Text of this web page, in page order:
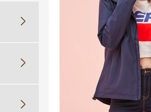


